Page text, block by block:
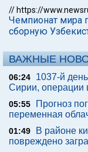
// https://
Чемпионат мира
сборную
ВАЖНЫЕ
06:24
1037-й
Сирии, операции
05:55
Прогноз
переменная
01:49
В районе
повреждено